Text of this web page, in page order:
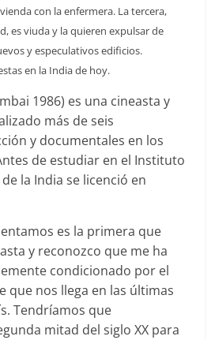
con la enfermera. La tercera,
es viuda y la quieren expulsar de
y especulativos edificios.
en la India de hoy.
1986) es una cineasta y
más de seis
y documentales en los
de estudiar en el Instituto
la India se licenció en
es la primera que
y reconozco que me ha
condicionado por el
que nos llega en las últimas
Tendríamos que
mitad del siglo XX para